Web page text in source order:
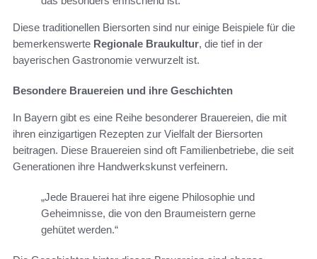
Diese traditionellen Biersorten sind nur einige Beispiele für die
bemerkenswerte Regionale Braukultur, die tief in der
bayerischen Gastronomie verwurzelt ist.
Besondere Brauereien und ihre Geschichten
In Bayern gibt es eine Reihe besonderer Brauereien, die mit
ihren einzigartigen Rezepten zur Vielfalt der Biersorten
beitragen. Diese Brauereien sind oft Familienbetriebe, die seit
Generationen ihre Handwerkskunst verfeinern.
„Jede Brauerei hat ihre eigene Philosophie und
Geheimnisse, die von den Braumeistern gerne
gehütet werden.“